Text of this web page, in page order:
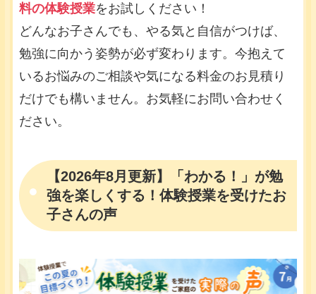
料の体験授業をお試しください！
どんなお子さんでも、やる気と自信がつけば、
勉強に向かう姿勢が必ず変わります。今抱えて
いるお悩みのご相談や気になる料金のお見積り
だけでも構いません。お気軽にお問い合わせく
ださい。
【2026年8月更新】「わかる！」が勉
強を楽しくする！体験授業を受けたお
子さんの声